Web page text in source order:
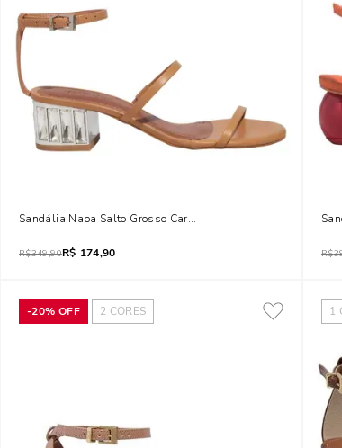
Sandália Napa Salto Grosso Caramelo Tiras Finas
R$349,90R$ 174,90 R$
-20% OFF 2 CORES 1